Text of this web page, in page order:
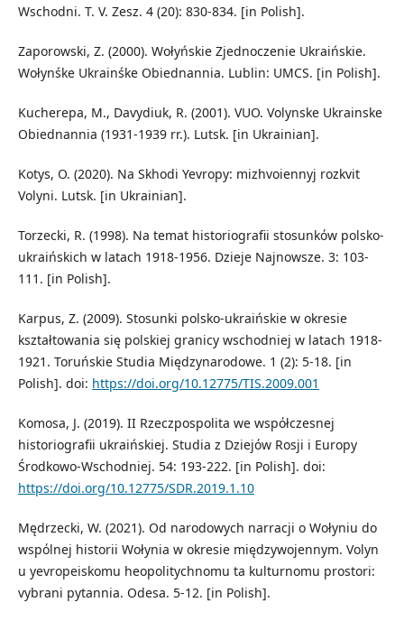
Wschodni. T. V. Zesz. 4 (20): 830-834. [in Polish].
Zaporowski, Z. (2000). Wołyńskie Zjednoczenie Ukraińskie.
Wołynśke Ukrainśke Obiednannia. Lublin: UMCS. [in Polish].
Kucherepa, M., Davydiuk, R. (2001). VUO. Volynske Ukrainske
Obiednannia (1931-1939 rr.). Lutsk. [in Ukrainian].
Kotys, O. (2020). Na Skhodi Yevropy: mizhvoiennyj rozkvit
Volyni. Lutsk. [in Ukrainian].
Torzecki, R. (1998). Na temat historiografii stosunkόw polsko-
ukraińskich w latach 1918-1956. Dzieje Najnowsze. 3: 103-
111. [in Polish].
Karpus, Z. (2009). Stosunki polsko-ukraińskie w okresie
kształtowania się polskiej granicy wschodniej w latach 1918-
1921. Toruńskie Studia Międzynarodowe. 1 (2): 5-18. [in
Polish]. doi: https://doi.org/10.12775/TIS.2009.001
Komosa, J. (2019). II Rzeczpospolita we wspόłczesnej
historiografii ukraińskiej. Studia z Dziejόw Rosji i Europy
Środkowo-Wschodniej. 54: 193-222. [in Polish]. doi:
https://doi.org/10.12775/SDR.2019.1.10
Mędrzecki, W. (2021). Od narodowych narracji o Wołyniu do
wspόlnej historii Wołynia w okresie międzywojennym. Volyn
u yevropeiskomu heopolitychnomu ta kulturnomu prostori:
vybrani pytannia. Odesa. 5-12. [in Polish].